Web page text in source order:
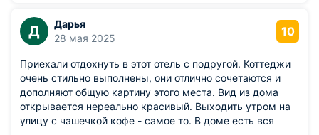
Д
Дарья
28 мая 2025
10
Приехали отдохнуть в этот отель с подругой. Коттеджи
очень стильно выполнены, они отлично сочетаются и
дополняют общую картину этого места. Вид из дома
открывается нереально красивый. Выходить утром на
улицу с чашечкой кофе - самое то. В доме есть вся